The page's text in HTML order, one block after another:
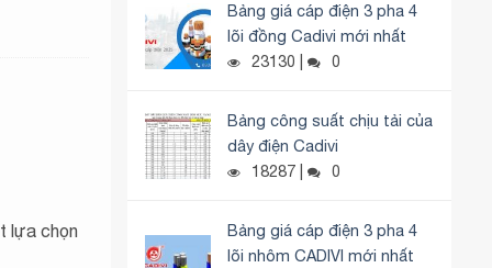
lựa chọn
Bảng giá cáp điện 3 pha 4
lõi đồng Cadivi mới nhất
0
Bảng công suất chịu tải của
dây điện Cadivi
0
Bảng giá cáp điện 3 pha 4
lõi nhôm CADIVI mới nhất